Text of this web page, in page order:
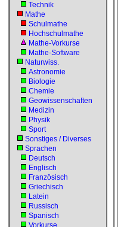
Technik
Mathe
Schulmathe
Hochschulmathe
Mathe-Vorkurse
Mathe-Software
Naturwiss.
Astronomie
Biologie
Chemie
Geowissenschaften
Medizin
Physik
Sport
Sonstiges / Diverses
Sprachen
Deutsch
Englisch
Französisch
Griechisch
Latein
Russisch
Spanisch
Vorkurse